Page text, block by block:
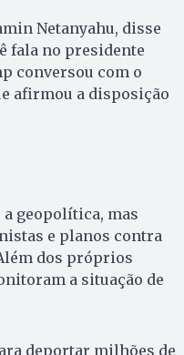
Netanyahu, disse
fala no presidente
conversou com o
afirmou a disposição
geopolítica, mas
e planos contra
dos próprios
a situação de
deportar milhões de